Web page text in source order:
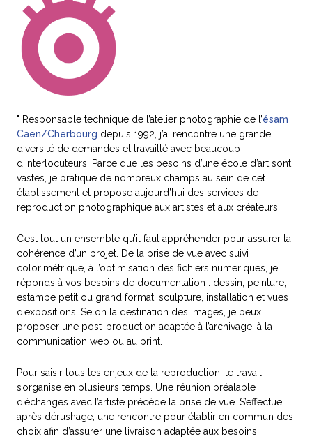
" Responsable technique de l’atelier photographie de l’ésam
Caen/Cherbourg depuis 1992, j’ai rencontré une grande
diversité de demandes et travaillé avec beaucoup
d’interlocuteurs. Parce que les besoins d’une école d’art sont
vastes, je pratique de nombreux champs au sein de cet
établissement et propose aujourd’hui des services de
reproduction photographique aux artistes et aux créateurs.
C’est tout un ensemble qu’il faut appréhender pour assurer la
cohérence d’un projet. De la prise de vue avec suivi
colorimétrique, à l’optimisation des fichiers numériques, je
réponds à vos besoins de documentation : dessin, peinture,
estampe petit ou grand format, sculpture, installation et vues
d’expositions. Selon la destination des images, je peux
proposer une post-production adaptée à l’archivage, à la
communication web ou au print.
Pour saisir tous les enjeux de la reproduction, le travail
s’organise en plusieurs temps. Une réunion préalable
d’échanges avec l’artiste précède la prise de vue. S’effectue
après dérushage, une rencontre pour établir en commun des
choix afin d’assurer une livraison adaptée aux besoins.